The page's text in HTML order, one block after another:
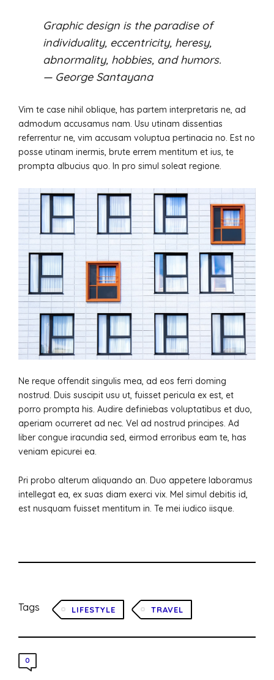
Graphic design is the paradise of
individuality, eccentricity, heresy,
abnormality, hobbies, and humors.
— George Santayana
Vim te case nihil oblique, has partem interpretaris ne, ad
admodum accusamus nam. Usu utinam dissentias
referrentur ne, vim accusam voluptua pertinacia no. Est no
posse utinam inermis, brute errem mentitum et ius, te
prompta albucius quo. In pro simul soleat regione.
Ne reque offendit singulis mea, ad eos ferri doming
nostrud. Duis suscipit usu ut, fuisset pericula ex est, et
porro prompta his. Audire definiebas voluptatibus et duo,
aperiam ocurreret ad nec. Vel ad nostrud principes. Ad
liber congue iracundia sed, eirmod erroribus eam te, has
veniam epicurei ea.
Pri probo alterum aliquando an. Duo appetere laboramus
intellegat ea, ex suas diam exerci vix. Mel simul debitis id,
est nusquam fuisset mentitum in. Te mei iudico iisque.
Tags LIFESTYLE TRAVEL
0